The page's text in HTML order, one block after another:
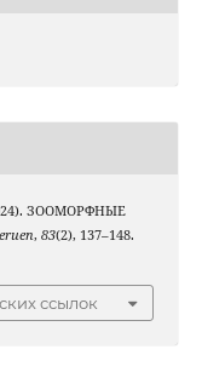
ЗООМОРФНЫЕ
, 83(2), 137–148.
ссылок